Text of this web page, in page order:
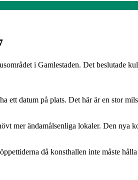
i Gamlestaden. Det beslutade
ett datum på plats. Det här är en stor
mer ändamålsenliga lokaler. Den nya
då konsthallen inte måste